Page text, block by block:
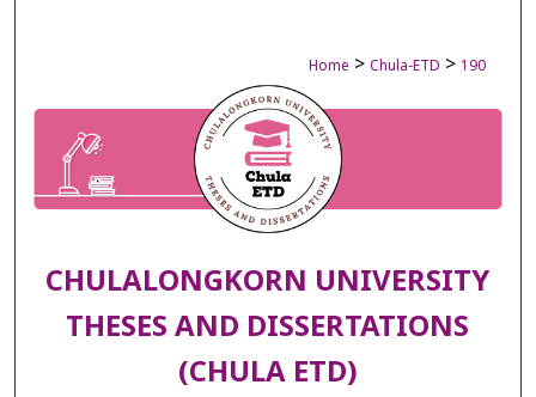
Home > Chula-ETD > 190
CHULALONGKORN UNIVERSITY
THESES AND DISSERTATIONS
(CHULA ETD)